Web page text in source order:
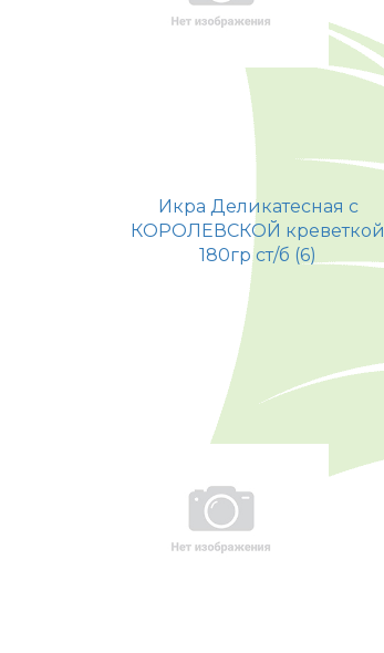
Икра Деликатесная с
КОРОЛЕВСКОЙ креветкой
180гр ст/б (6)